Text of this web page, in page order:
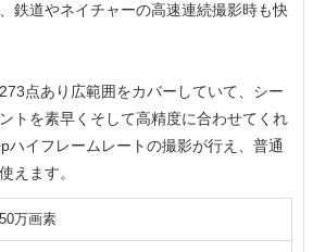
鉄道やネイチャーの高速連続撮影時も快
点あり広範囲をカバーしていて、シー
トを素早くそして高精度に合わせてくれ
ハイフレームレートの撮影が行え、普通
えます。
万画素